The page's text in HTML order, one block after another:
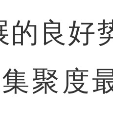
良好
聚度